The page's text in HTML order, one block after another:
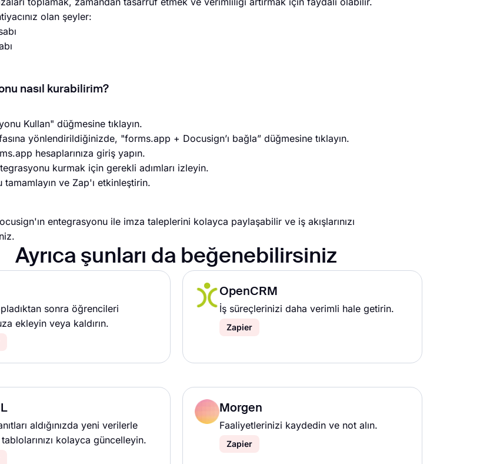
olan şeyler:
nasıl kurabilirim?
Kullan" düğmesine tıklayın.
yönlendirildiğinizde, "forms.app + Docusign’ı bağla” düğmesine tıklayın.
hesaplarınıza giriş yapın.
kurmak için gerekli adımları izleyin.
tamamlayın ve Zap'ı etkinleştirin.
entegrasyonu ile imza taleplerini kolayca paylaşabilir ve iş akışlarınızı
Ayrıca şunları da beğenebilirsiniz
sonra öğrencileri
ekleyin veya kaldırın.
OpenCRM
İş süreçlerinizi daha verimli hale getirin.
Zapier
aldığınızda yeni verilerle
kolayca güncelleyin.
Morgen
Faaliyetlerinizi kaydedin ve not alın.
Zapier